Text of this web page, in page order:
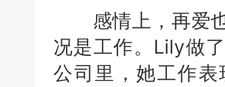
感情上，再爱也
况是工作。Lily做
公司里，她工作